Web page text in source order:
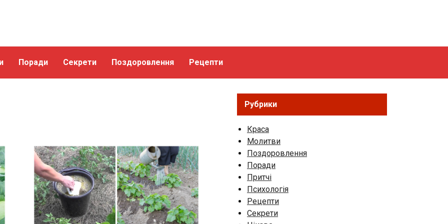
Поради Секрети Поздоровлення Рецепти
Рубрики
Краса
Молитви
Поздоровлення
Поради
Притчі
Психологія
Рецепти
Секрети